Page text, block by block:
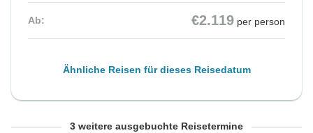
Ab: €2.119 per person
Ähnliche Reisen für dieses Reisedatum
Von Sonntag Bis Samstag
Von Sonntag Bis Samstag
Von Sonntag Bis Samstag
3 weitere ausgebuchte Reisetermine